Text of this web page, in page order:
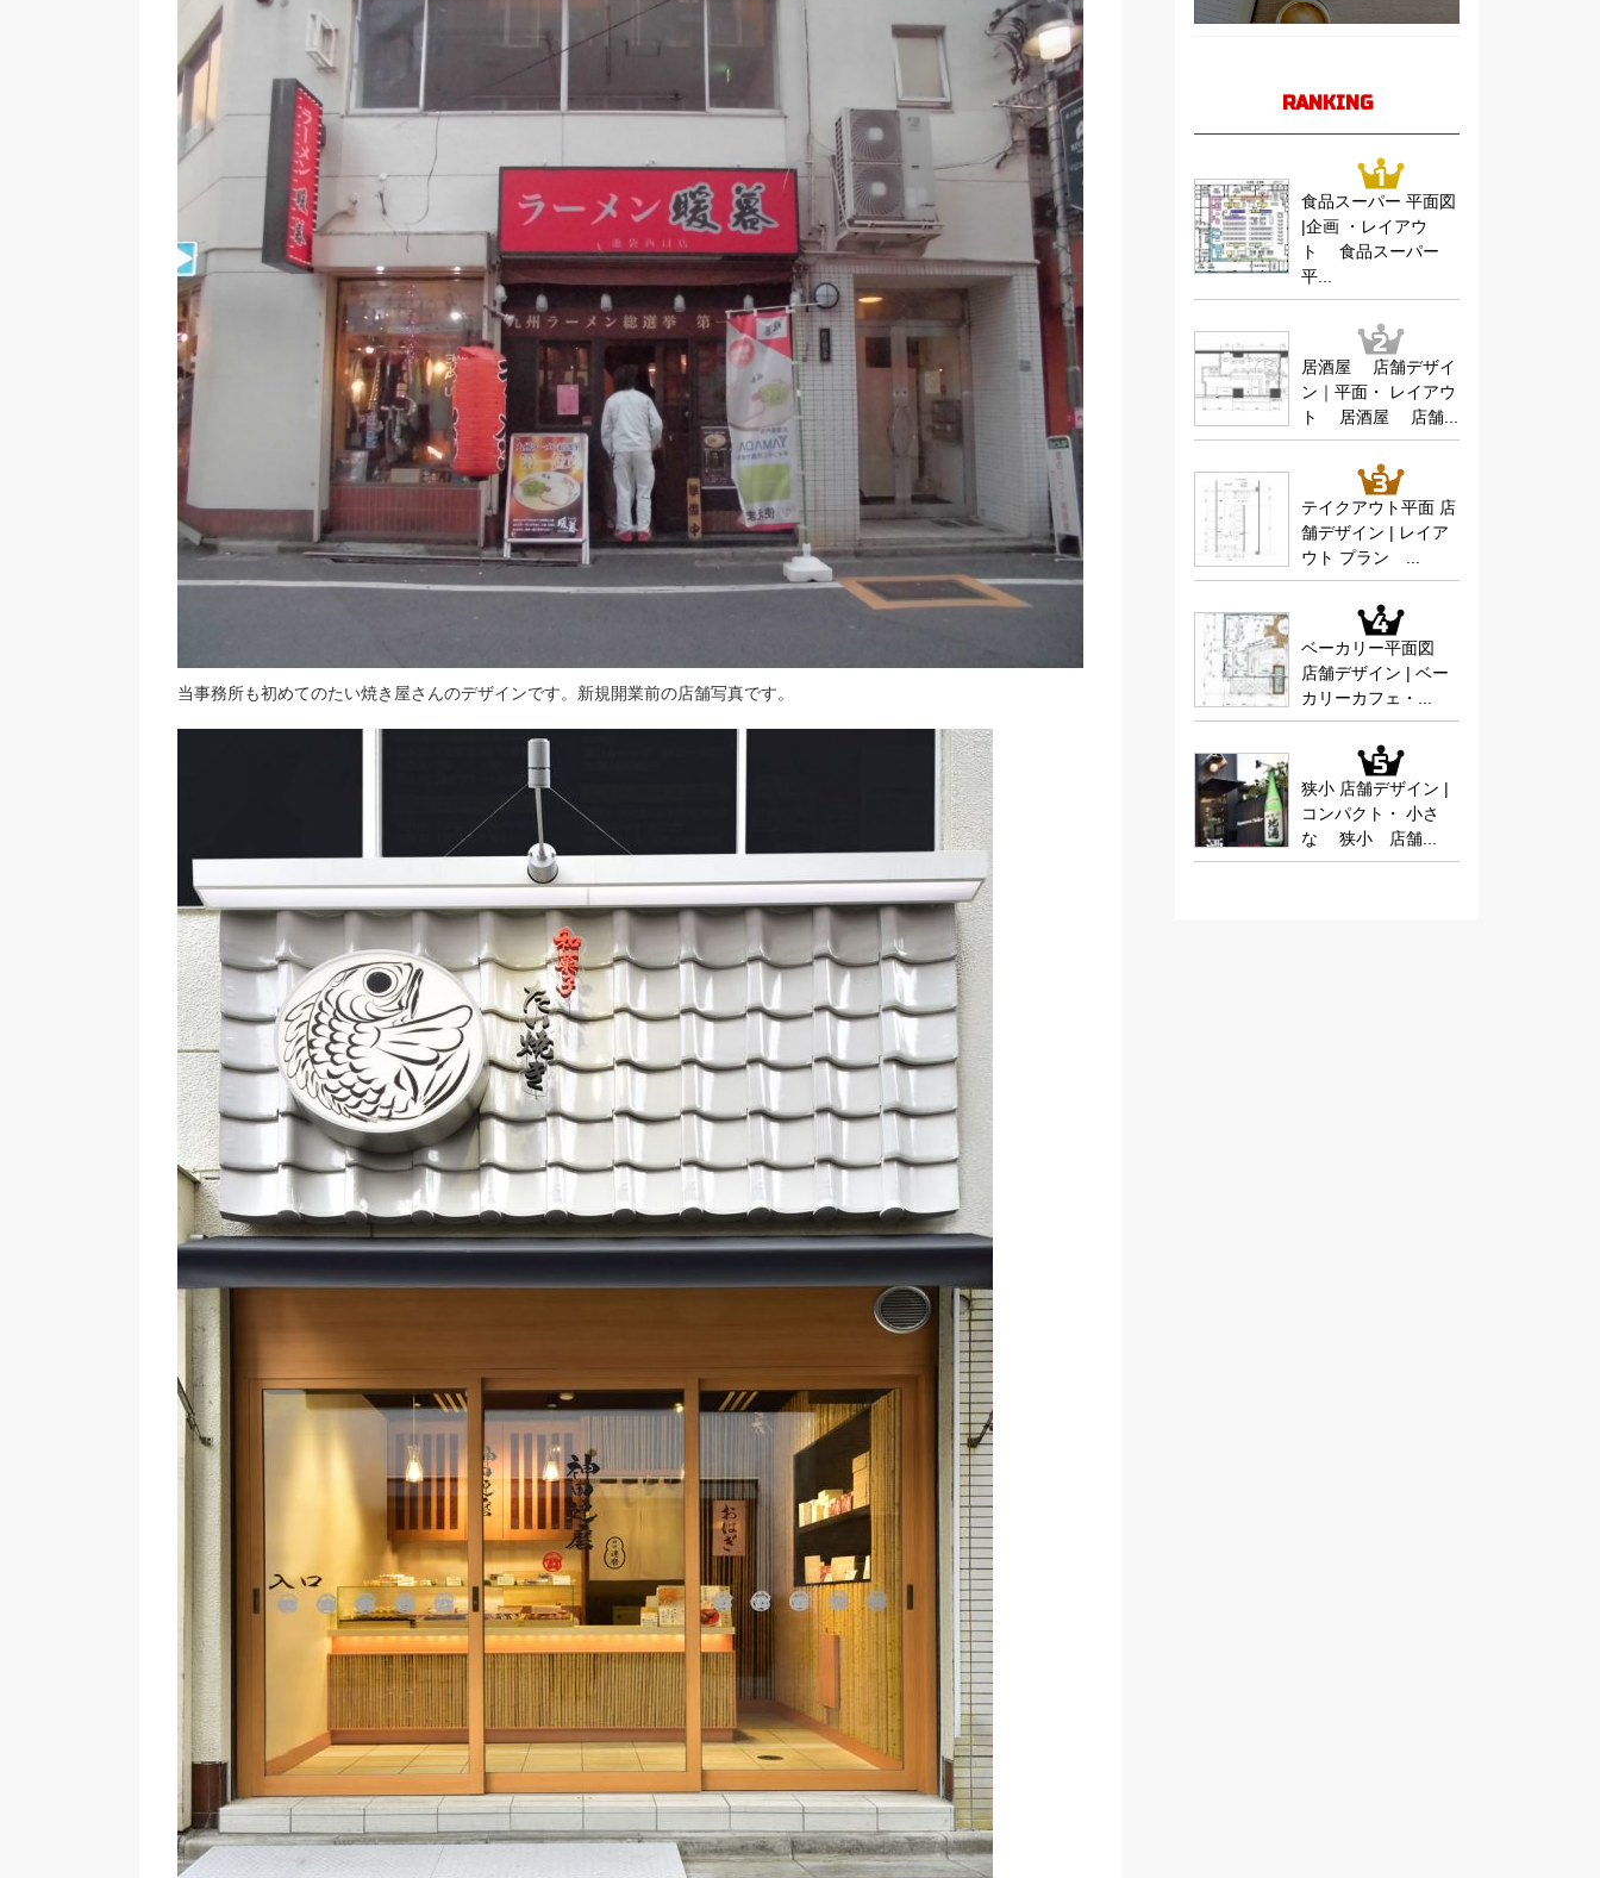
当事務所も初めてのたい焼き屋さんのデザインです。新規開業前の店舗写真です。
RANKING
食品スーパー 平面図
|企画 ・レイアウ
ト 食品スーパー
平...
居酒屋 店舗デザイ
ン｜平面・ レイアウ
ト 居酒屋 店舗...
テイクアウト平面 店
舗デザイン | レイア
ウト プラン ...
ベーカリー平面図
店舗デザイン | ベー
カリーカフェ・...
狭小 店舗デザイン |
コンパクト・ 小さ
な 狭小 店舗...